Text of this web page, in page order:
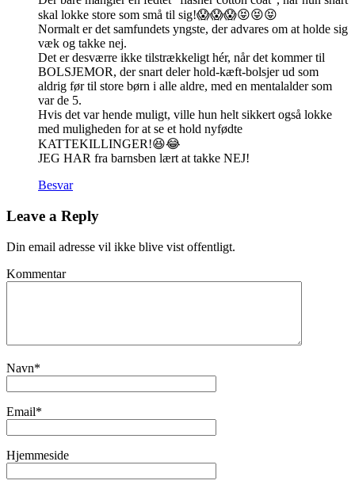
skal lokke store som små til sig!😱😱😱😝😝😝
Normalt er det samfundets yngste, der advares om at holde sig
væk og takke nej.
Det er desværre ikke tilstrækkeligt hér, når det kommer til
BOLSJEMOR, der snart deler hold-kæft-bolsjer ud som
aldrig før til store børn i alle aldre, med en mentalalder som
var de 5.
Hvis det var hende muligt, ville hun helt sikkert også lokke
med muligheden for at se et hold nyfødte
KATTEKILLINGER!😆😂
JEG HAR fra barnsben lært at takke NEJ!
Besvar
Leave a Reply
Din email adresse vil ikke blive vist offentligt.
Kommentar
Navn*
Email*
Hjemmeside